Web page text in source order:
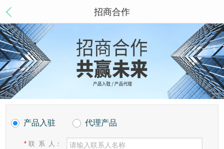
招商合作
产品入驻 代理产品
* 联 系 人：